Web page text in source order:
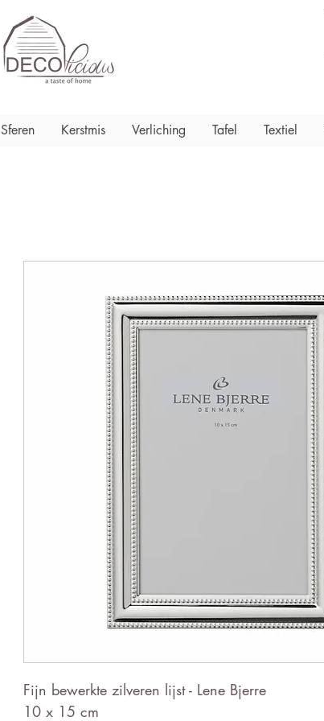
Sferen Kerstmis Verliching Tafel Textiel
Fijn bewerkte zilveren lijst - Lene Bjerre
10 x 15 cm